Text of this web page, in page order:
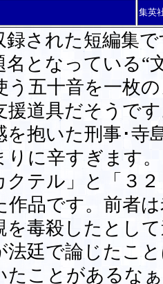
集英
された短編集で
となっている“
う五十音を一枚
援道具だそうで
を抱いた刑事･寺
に辛すぎます。
テル」と「３
作品です。前者
を毒殺したとし
法廷で論じたこ
たことがあるな